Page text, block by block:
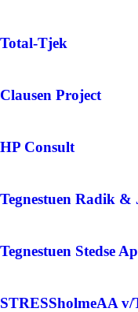
Total-Tjek
Clausen Project
HP Consult
Tegnestuen Radik &
Tegnestuen Stedse
STRESSholmeAA